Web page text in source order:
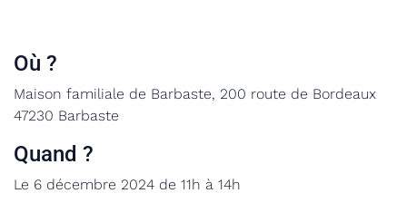
Où ?
Maison familiale de Barbaste, 200 route de Bordeaux
47230 Barbaste
Quand ?
Le 6 décembre 2024 de 11h à 14h